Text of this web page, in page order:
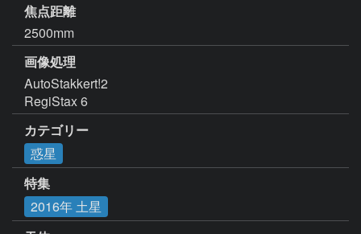
焦点距離
2500mm
画像処理
AutoStakkert!2
RegiStax 6
カテゴリー
惑星
特集
2016年 土星